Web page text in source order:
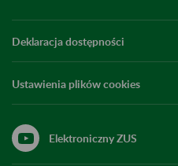
Deklaracja dostępności
Ustawienia plików cookies
Elektroniczny ZUS